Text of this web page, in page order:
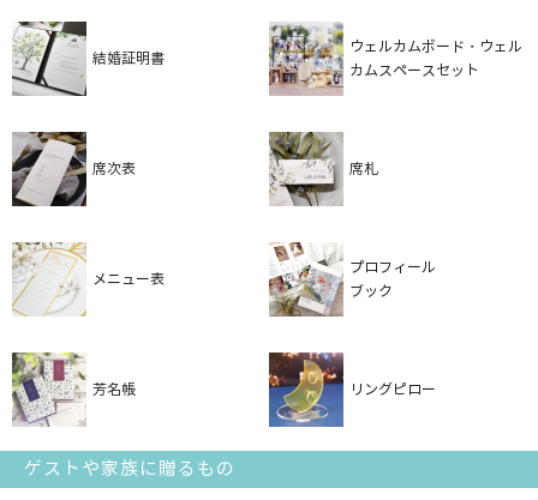
結婚証明書
ウェルカムボード・ウェル
カムスペースセット
席次表 席札
メニュー表
プロフィール
ブック
芳名帳 リングピロー
ゲストや家族に贈るもの